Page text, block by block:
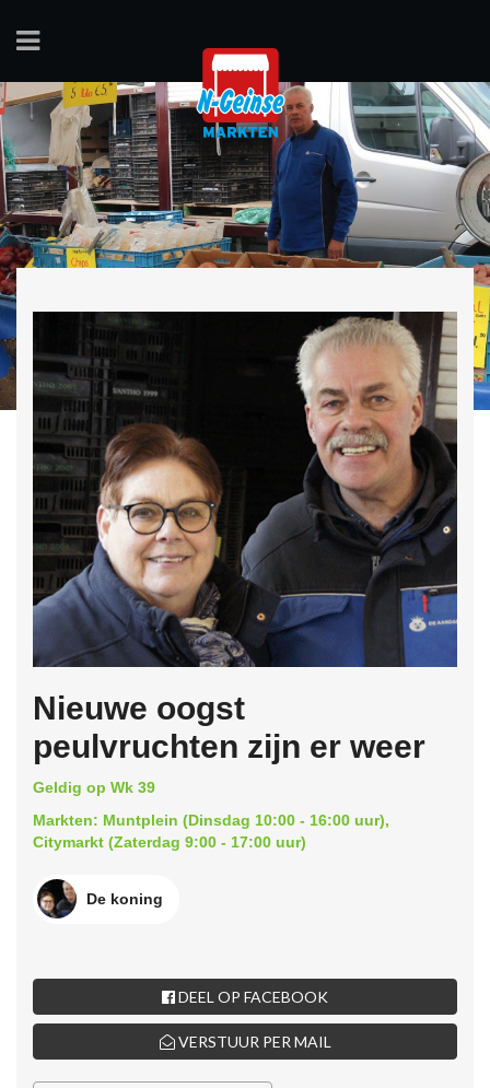
Nieuwe oogst
peulvruchten zijn er weer
Geldig op Wk 39
Markten: Muntplein (Dinsdag 10:00 - 16:00 uur),
Citymarkt (Zaterdag 9:00 - 17:00 uur)
De koning
DEEL OP FACEBOOK
VERSTUUR PER MAIL